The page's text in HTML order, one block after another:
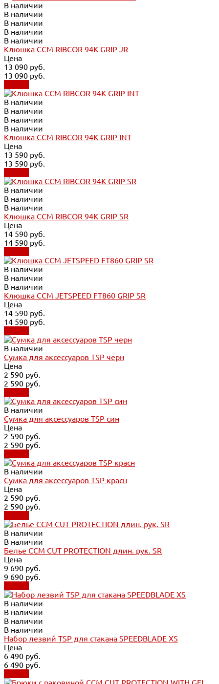
В наличии
В наличии
В наличии
В наличии
В наличии
Клюшка CCM RIBCOR 94K GRIP JR
Цена
13 090 руб.
13 090 руб.
В наличии
В наличии
В наличии
В наличии
Клюшка CCM RIBCOR 94K GRIP INT
Цена
13 590 руб.
13 590 руб.
В наличии
В наличии
В наличии
Клюшка CCM RIBCOR 94K GRIP SR
Цена
14 590 руб.
14 590 руб.
В наличии
В наличии
В наличии
Клюшка CCM JETSPEED FT860 GRIP SR
Цена
14 590 руб.
14 590 руб.
В наличии
Сумка для аксессуаров TSP черн
Цена
2 590 руб.
2 590 руб.
В наличии
Сумка для аксессуаров TSP син
Цена
2 590 руб.
2 590 руб.
В наличии
Сумка для аксессуаров TSP красн
Цена
2 590 руб.
2 590 руб.
В наличии
В наличии
Белье CCM CUT PROTECTION длин. рук. SR
Цена
9 690 руб.
9 690 руб.
В наличии
В наличии
В наличии
В наличии
Набор лезвий TSP для стакана SPEEDBLADE XS
Цена
6 490 руб.
6 490 руб.